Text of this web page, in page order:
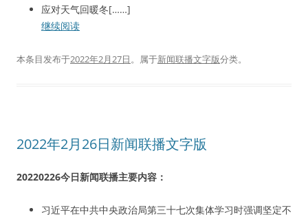
应对天气回暖冬[……]
继续阅读
本条目发布于2022年2月27日。属于新闻联播文字版分类。
2022年2月26日新闻联播文字版
20220226今日新闻联播主要内容：
习近平在中共中央政治局第三十七次集体学习时强调坚定不